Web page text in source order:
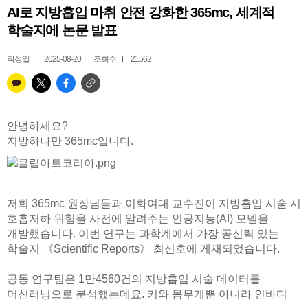
File:
/home/suction/public_html/application/controllers/
Line: 255
Function: view_print
Line: 327
AI로 지방흡입 마취 안전 강화한 365mc, 세계적
학술지에 논문 발표
작성일 2025-08-20 조회수 21562
안녕하세요?
지방하나만 365mc입니다.
저희 365mc 원장님들과 이화여대 교수진이 지방흡입 시술 시
호흡저하 위험을 사전에 알려주는 인공지능(AI) 모델을
개발했습니다. 이번 연구는 과학계에서 가장 공신력 있는
학술지 《Scientific Reports》 최신호에 게재되었습니다.
공동 연구팀은 1만4560건의 지방흡입 시술 데이터를
머신러닝으로 분석했는데요. 키와 몸무게뿐 아니라 인바디